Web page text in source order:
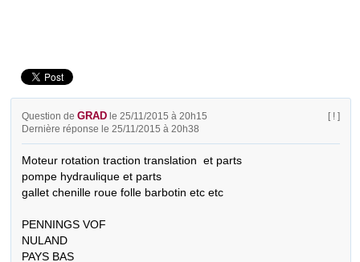
Question deGRAD le 25/11/2015 à 20h15
Dernière réponse le 25/11/2015 à 20h38
[ ! ]
Moteur rotation traction translation  et parts
pompe hydraulique et parts
gallet chenille roue folle barbotin etc etc
PENNINGS VOF
NULAND
PAYS BAS